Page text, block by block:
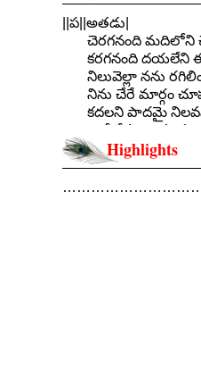
||ప||అతడు|
చెరగనంది మదిలోని
కరగనంది దయలేని
నిలువెల్లా నను
నిను చేరే మార్గం
కదలని పాదమై
నాకే నేను కొండంత
||
.
Highlights